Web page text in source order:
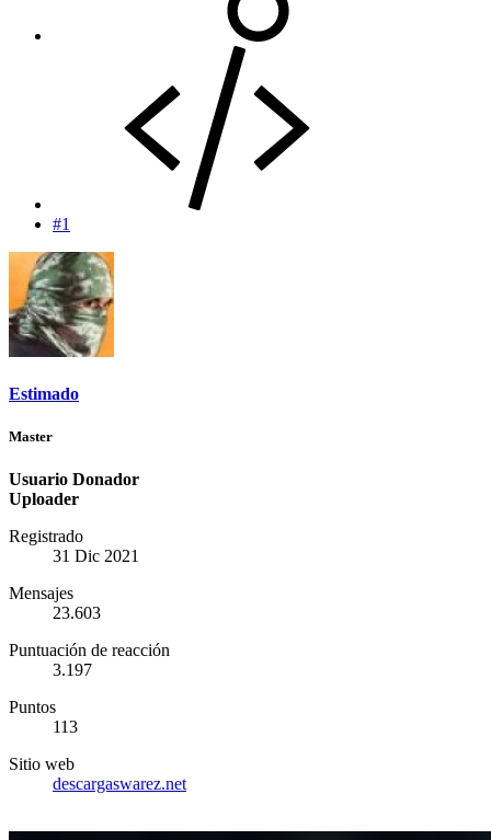
#1
Estimado
Master
Usuario Donador
Uploader
Registrado
31 Dic 2021
Mensajes
23.603
Puntuación de reacción
3.197
Puntos
113
Sitio web
descargaswarez.net